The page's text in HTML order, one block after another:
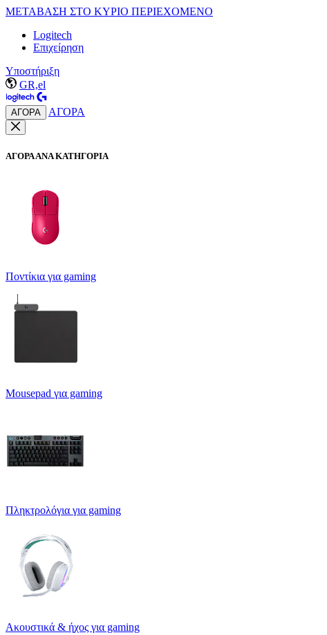
ΜΕΤΑΒΑΣΗ ΣΤΟ ΚΥΡΙΟ ΠΕΡΙΕΧΟΜΕΝΟ
Logitech
Επιχείρηση
Υποστήριξη
GR,el
ΑΓΟΡΑ ΑΓΟΡΑ
ΑΓΟΡΑ ΑΝΑ ΚΑΤΗΓΟΡΙΑ
Ποντίκια για gaming
Mousepad για gaming
Πληκτρολόγια για gaming
Ακουστικά & ήχος για gaming